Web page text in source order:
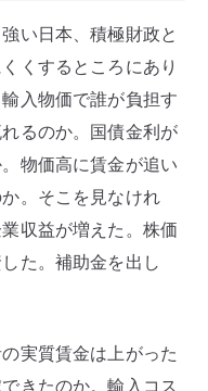
い日本、積極財政と
くするところにあり
入物価で誰が負担す
るのか。国債金利が
物価高に賃金が追い
。そこを見なけれ
収益が増えた。株価
た。補助金を出し
実質賃金は上がった
きたのか。輸入コス